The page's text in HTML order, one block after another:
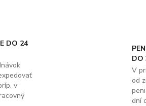
DO 24
v
DO
V
od
dní